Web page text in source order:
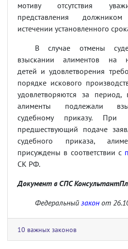
мотиву отсутствия
представления
истечении установленного
В случае отмены
взыскании алиментов на
детей и удовлетворения
порядке искового
удовлетворяются за период,
алименты подлежали
судебному приказу.
предшествующий подаче
судебного приказа,
присуждены в соответствии с
СК РФ.
Документ в СПС
Федеральный закон от
10 важных законов